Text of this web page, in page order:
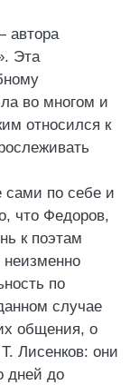
автора
Эта
во многом и
относился к
сами по себе и
что Федоров,
к поэтам
неизменно
по
случае
общения, о
Лисенков: они
дней до